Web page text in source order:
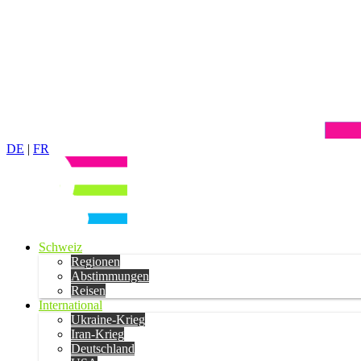
DE | FR
Schweiz
Regionen
Abstimmungen
Reisen
International
Ukraine-Krieg
Iran-Krieg
Deutschland